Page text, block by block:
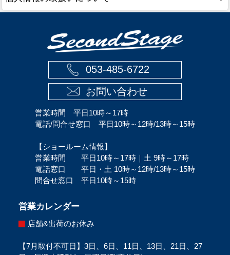
053-485-6722
お問い合わせ
営業時間 平日10時～17時
電話/問合せ窓口 平日10時～12時/13時～15時
【ショールーム情報】
営業時間 平日10時～17時｜土 9時～17時
電話窓口 平日・土 10時～12時/13時～15時
問合せ窓口 平日10時～15時
営業カレンダー
店舗&出荷のお休み
【7月取付不可日】3日、6日、11日、13日、21日、27